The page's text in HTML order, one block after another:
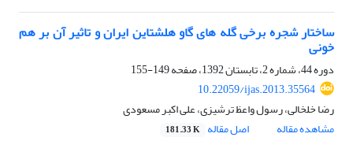
ساختار شجره برخی گله های گاو هلشتاین ایران و تاثیر آن بر هم
خونی
دوره 44، شماره 2، تابستان 1392، صفحه
149-155
10.22059/ijas.2013.35564
رضا خلخالی، رسول واعظ ترشیزی، علی اکبر مسعودی
مشاهده مقاله
اصل مقاله 181.33 K